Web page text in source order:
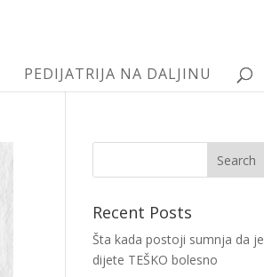
PEDIJATRIJA NA DALJINU
Recent Posts
Šta kada postoji sumnja da je
dijete TEŠKO bolesno